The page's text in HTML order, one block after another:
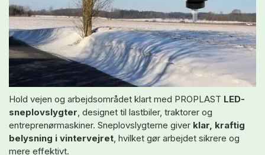
Hold vejen og arbejdsområdet klart med PROPLAST LED-
sneplovslygter, designet til lastbiler, traktorer og
entreprenørmaskiner. Sneplovslygterne giver klar, kraftig
belysning i vintervejret, hvilket gør arbejdet sikrere og
mere effektivt.